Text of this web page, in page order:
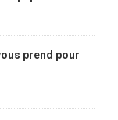
prend pour